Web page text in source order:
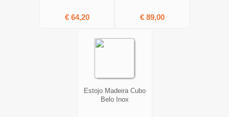
€ 64,20 € 89,00
Estojo Madeira Cubo
Belo Inox